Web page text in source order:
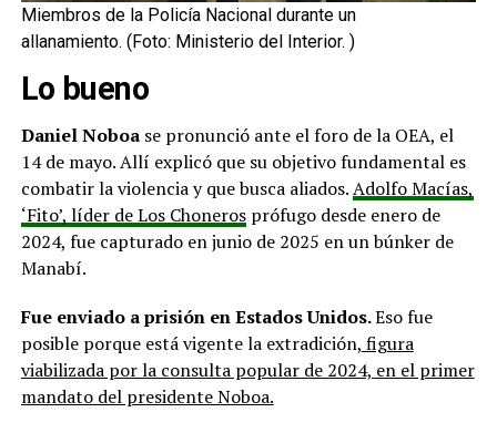
Miembros de la Policía Nacional durante un
allanamiento. (Foto: Ministerio del Interior. )
Lo bueno
Daniel Noboase pronunció ante el foro de la OEA, el
14 de mayo. Allí explicó que su objetivo fundamental es
combatir la violencia y que busca aliados.Adolfo Macías,
‘Fito’, líder de Los Chonerosprófugo desde enero de
2024, fue capturado en junio de 2025 en un búnker de
Manabí.
Fue enviado a prisión en Estados Unidos.Eso fue
posible porque está vigente la extradición, figura
viabilizada por la consulta popular de 2024, en el primer
mandato del presidente Noboa.